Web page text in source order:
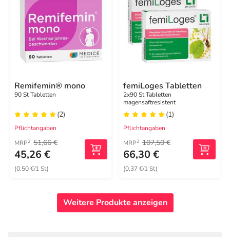
Remifemin® mono
90 St Tabletten
(2)
Pflichtangaben
MRP2 51,66 €
45,26 €
(0,50 €/1 St)
femiLoges Tabletten
2x90 St Tabletten
magensaftresistent
(1)
Pflichtangaben
MRP2 107,50 €
66,30 €
(0,37 €/1 St)
Weitere Produkte anzeigen